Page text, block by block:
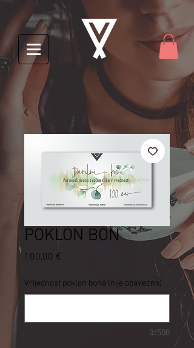
POKLON BON
100,00 €
Vrijednost poklon bona (nije obavezno)
0/500